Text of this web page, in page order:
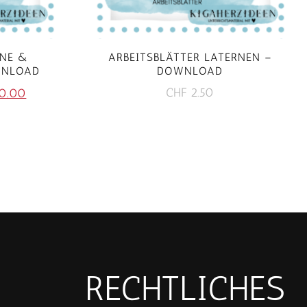
&
ARBEITSBLÄTTER LATERNEN –
DOWNLOAD
CHF 2.50
RECHTLICHES